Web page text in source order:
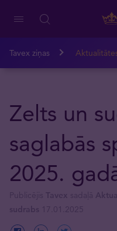
Tavex ziņas
Zelts un
saglabās
2025.